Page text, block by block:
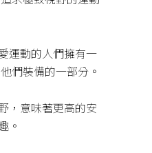
運動的人們擁有一
們裝備的一部分。
，意味著更高的安
。